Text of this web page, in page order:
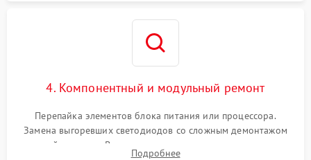
4. Компонентный и модульный ремонт
Перепайка элементов блока питания или процессора.
Замена выгоревших светодиодов со сложным демонтажом
хрупкой матрицы. Восстановление поврежденных дорожек,
Подробнее